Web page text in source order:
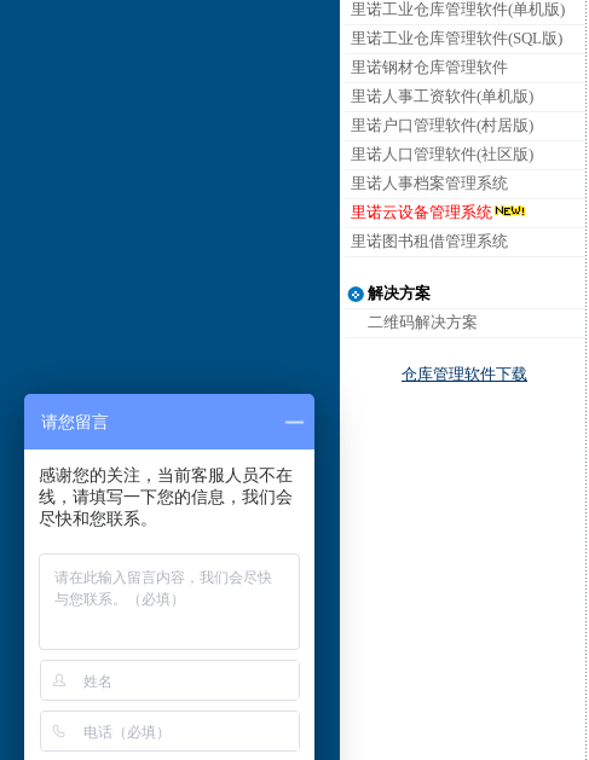
里诺工业仓库管理软件(单机版)
里诺工业仓库管理软件(SQL版)
里诺钢材仓库管理软件
里诺人事工资软件(单机版)
里诺户口管理软件(村居版)
里诺人口管理软件(社区版)
里诺人事档案管理系统
里诺云设备管理系统
里诺图书租借管理系统
解决方案
二维码解决方案
仓库管理软件下载
请您留言
感谢您的关注，当前客服人员不在
线，请填写一下您的信息，我们会
尽快和您联系。